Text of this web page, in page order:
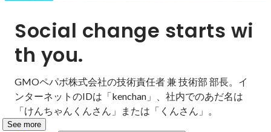
Social change starts wi
th you.
GMOペパボ株式会社の技術責任者 兼 技術部 部長。イ
ンターネットのIDは「kenchan」、社内でのあだ名は
「けんちゃんくんさん」または「くんさん」。
See more